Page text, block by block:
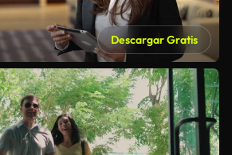
Descargar Gratis